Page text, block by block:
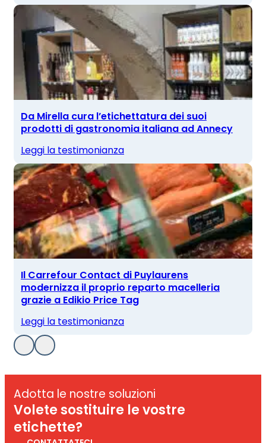
Da Mirella cura l’etichettatura dei suoi
prodotti di gastronomia italiana ad Annecy
Leggi la testimonianza
Il Carrefour Contact di Puylaurens
modernizza il proprio reparto macelleria
grazie a Edikio Price Tag
Leggi la testimonianza
Adotta le nostre soluzioni
Volete sostituire le vostre
etichette?